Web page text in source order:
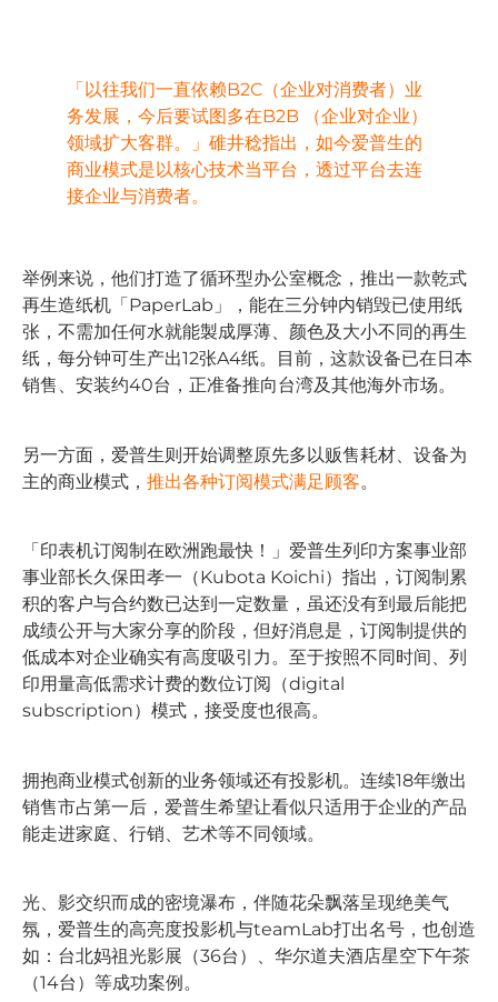
「以往我们一直依赖B2C（企业对消费者）业
务发展，今后要试图多在B2B （企业对企业）
领域扩大客群。」碓井稔指出，如今爱普生的
商业模式是以核心技术当平台，透过平台去连
接企业与消费者。
举例来说，他们打造了循环型办公室概念，推出一款乾式
再生造纸机「PaperLab」，能在三分钟内销毁已使用纸
张，不需加任何水就能製成厚薄、颜色及大小不同的再生
纸，每分钟可生产出12张A4纸。目前，这款设备已在日本
销售、安装约40台，正准备推向台湾及其他海外市场。
另一方面，爱普生则开始调整原先多以贩售耗材、设备为
主的商业模式， 推出各种订阅模式满足顾客。
「印表机订阅制在欧洲跑最快！」爱普生列印方案事业部
事业部长久保田孝一（Kubota Koichi）指出，订阅制累
积的客户与合约数已达到一定数量，虽还没有到最后能把
成绩公开与大家分享的阶段，但好消息是，订阅制提供的
低成本对企业确实有高度吸引力。至于按照不同时间、列
印用量高低需求计费的数位订阅（digital
subscription）模式，接受度也很高。
拥抱商业模式创新的业务领域还有投影机。连续18年缴出
销售市占第一后，爱普生希望让看似只适用于企业的产品
能走进家庭、行销、艺术等不同领域。
光、影交织而成的密境瀑布，伴随花朵飘落呈现绝美气
氛，爱普生的高亮度投影机与teamLab打出名号，也创造
如：台北妈祖光影展（36台）、华尔道夫酒店星空下午茶
（14台）等成功案例。